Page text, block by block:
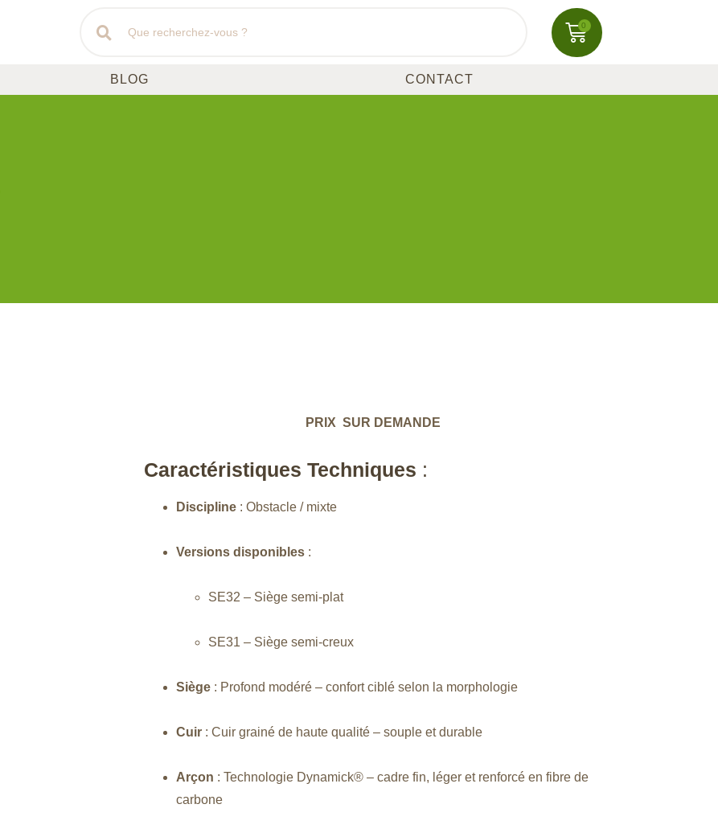
0
BLOG CONTACT
PRIX SUR DEMANDE
Caractéristiques Techniques :
Discipline : Obstacle / mixte
Versions disponibles :
SE32 – Siège semi-plat
SE31 – Siège semi-creux
Siège : Profond modéré – confort ciblé selon la morphologie
Cuir : Cuir grainé de haute qualité – souple et durable
Arçon : Technologie Dynamick® – cadre fin, léger et renforcé en fibre de
carbone